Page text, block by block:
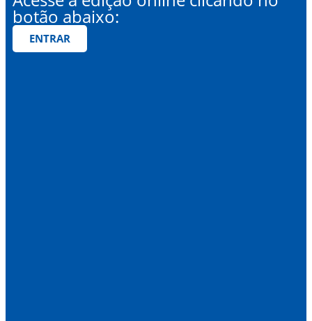
botão abaixo:
ENTRAR